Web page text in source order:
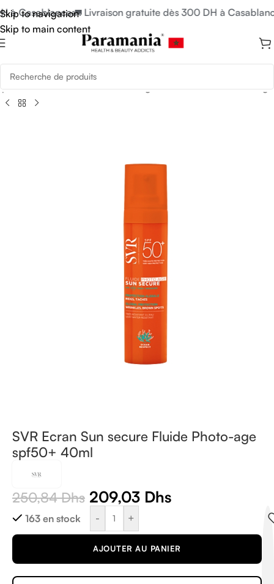
Skip to navigation
Skip to main content
à Casablanca🚛 Livraison gratuite dès 300 DH à Casablanca
Soleil/Crèmes Solaires Visage/Crèmes Solaires Anti-âge
SVR Ecran Sun secure Fluide Photo-age
spf50+ 40ml
250,84Dhs 209,03 Dhs
163 en stock - +
AJOUTER AU PANIER